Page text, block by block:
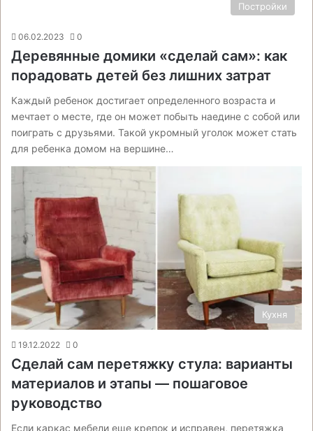
Постройки
06.02.2023 0
Деревянные домики «сделай сам»: как
порадовать детей без лишних затрат
Каждый ребенок достигает определенного возраста и
мечтает о месте, где он может побыть наедине с собой или
поиграть с друзьями. Такой укромный уголок может стать
для ребенка домом на вершине…
Кухня
19.12.2022 0
Сделай сам перетяжку стула: варианты
материалов и этапы — пошаговое
руководство
Если каркас мебели еще крепок и исправен, перетяжка